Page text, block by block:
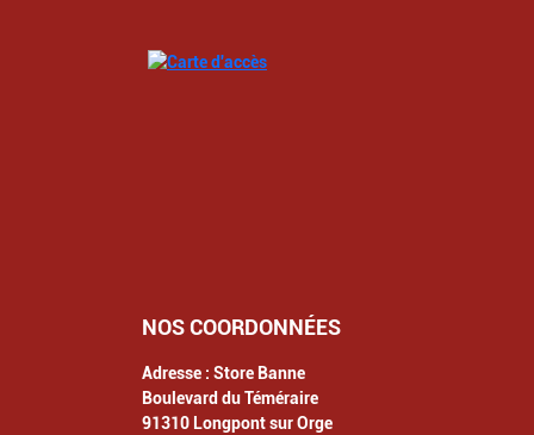
NOS COORDONNÉES
Adresse : Store Banne
Boulevard du Téméraire
91310 Longpont sur Orge